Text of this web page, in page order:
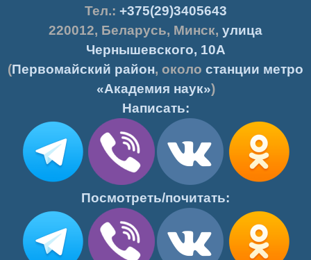
Тел.: +375(29)3405643
220012, Беларусь, Минск, улица
Чернышевского, 10А
(Первомайский район, около станции метро
«Академия наук»)
Написать:
Посмотреть/почитать: